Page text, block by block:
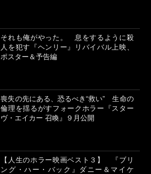
それも俺がやった。 息をするように殺
人を犯す『ヘンリー』リバイバル上映、
ポスター＆予告編
喪失の先にある、恐るべき“救い” 生命の
倫理を揺るがすフォークホラー『スター
ヴ・エイカー 召喚』９月公開
【人生のホラー映画ベスト３】 『ブリ
ング・ハー・バック』ダニー＆マイケ